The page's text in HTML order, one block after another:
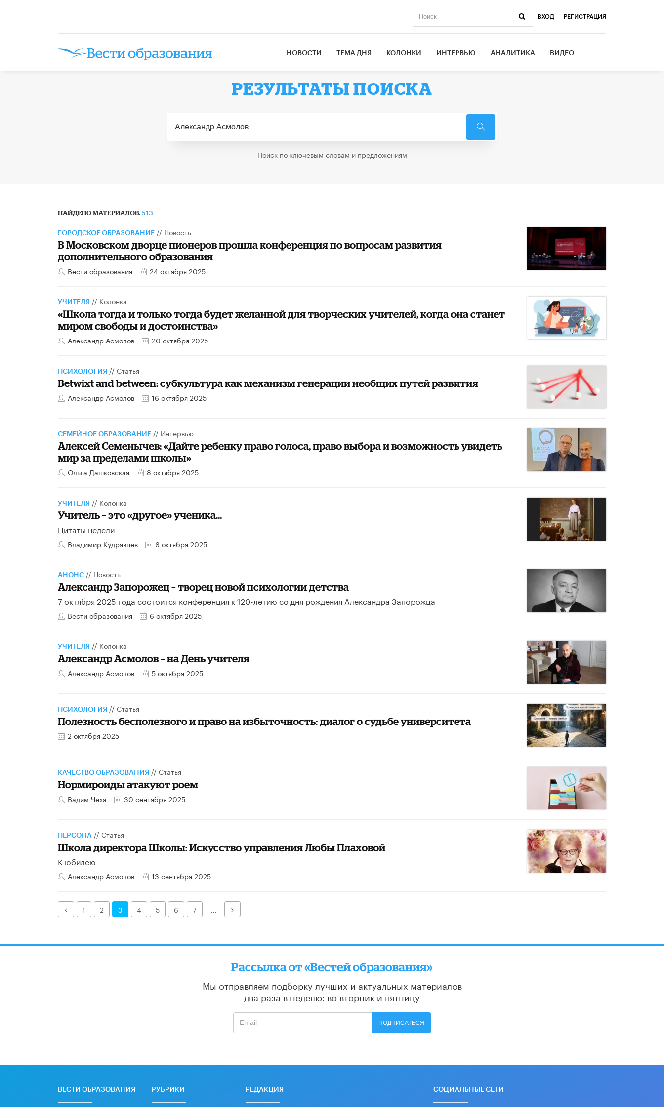
ВХОД РЕГИСТРАЦИЯ
НОВОСТИ ТЕМА ДНЯ КОЛОНКИ ИНТЕРВЬЮ АНАЛИТИКА ВИДЕО
РЕЗУЛЬТАТЫ ПОИСКА
Поиск по ключевым словам и предложениям
НАЙДЕНО МАТЕРИАЛОВ:513
ГОРОДСКОЕ ОБРАЗОВАНИЕ // Новость
​В Московском дворце пионеров прошла конференция по вопросам развития
дополнительного образования
Вести образования 24 октября 2025
УЧИТЕЛЯ // Колонка
«Школа тогда и только тогда будет желанной для творческих учителей, когда она станет
миром свободы и достоинства»
Александр Асмолов 20 октября 2025
ПСИХОЛОГИЯ // Статья
Betwixt and between: субкультура как механизм генерации необщих путей развития
Александр Асмолов 16 октября 2025
СЕМЕЙНОЕ ОБРАЗОВАНИЕ // Интервью
Алексей Семенычев: «Дайте ребенку право голоса, право выбора и возможность увидеть
мир за пределами школы»
Ольга Дашковская 8 октября 2025
УЧИТЕЛЯ // Колонка
Учитель – это «другое» ученика…
Цитаты недели
Владимир Кудрявцев 6 октября 2025
АНОНС // Новость
Александр Запорожец – творец новой психологии детства
7 октября 2025 года состоится конференция к 120-летию со дня рождения Александра Запорожца
Вести образования 6 октября 2025
УЧИТЕЛЯ // Колонка
Александр Асмолов – на День учителя
Александр Асмолов 5 октября 2025
ПСИХОЛОГИЯ // Статья
Полезность бесполезного и право на избыточность: диалог о судьбе университета
2 октября 2025
КАЧЕСТВО ОБРАЗОВАНИЯ // Статья
Нормироиды атакуют роем
Вадим Чеха 30 сентября 2025
ПЕРСОНА // Статья
Школа директора Школы: Искусство управления Любы Плаховой
К юбилею
Александр Асмолов 13 сентября 2025
Назад1 2 3 4 5 6 7 ... Далее
Рассылка от «Вестей образования»
Мы отправляем подборку лучших и актуальных материалов
два раза в неделю: во вторник и пятницу
ПОДПИСАТЬСЯ
ВЕСТИ ОБРАЗОВАНИЯ РУБРИКИ РЕДАКЦИЯ СОЦИАЛЬНЫЕ СЕТИ